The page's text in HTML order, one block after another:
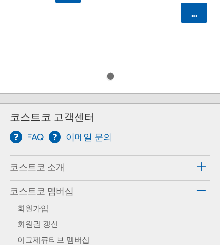
카트에
코스트코 고객센터
FAQ 이메일 문의
코스트코 소개
코스트코 멤버십
회원가입
회원권 갱신
이그제큐티브 멤버십